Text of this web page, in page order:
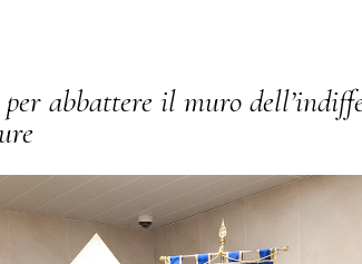
abbattere il muro